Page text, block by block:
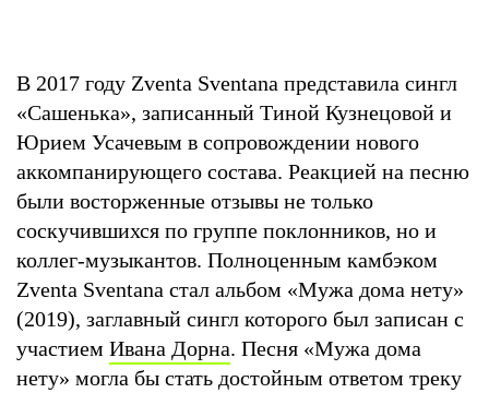
В 2017 году Zventa Sventana представила сингл
«Сашенька», записанный Тиной Кузнецовой и
Юрием Усачевым в сопровождении нового
аккомпанирующего состава. Реакцией на песню
были восторженные отзывы не только
соскучившихся по группе поклонников, но и
коллег-музыкантов. Полноценным камбэком
Zventa Sventana стал альбом «Мужа дома нету»
(2019), заглавный сингл которого был записан с
участием Ивана Дорна. Песня «Мужа дома
нету» могла бы стать достойным ответом треку